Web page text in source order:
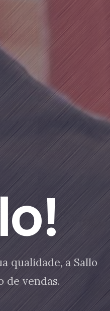
qualidade, a Sallo
de vendas.